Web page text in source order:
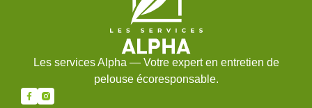
Les services Alpha — Votre expert en entretien de
pelouse écoresponsable.